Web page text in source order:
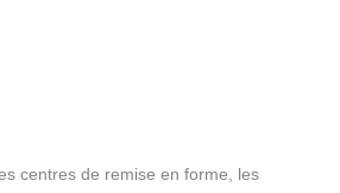
centres de remise en forme, les